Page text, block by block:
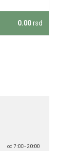
0.00rsd
od 7:00 - 20:00